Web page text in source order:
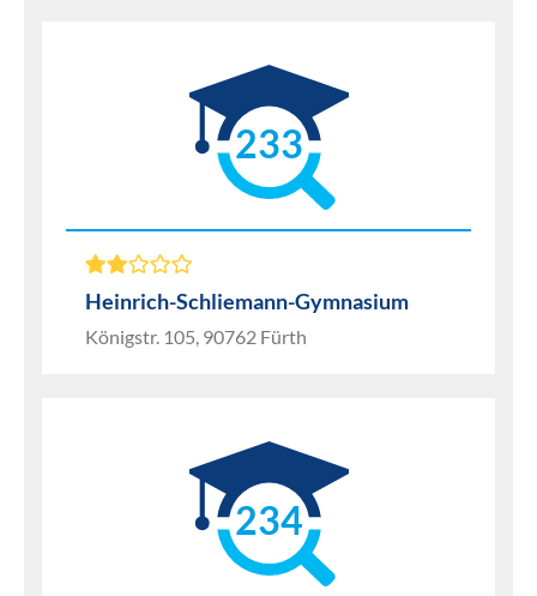
233
Heinrich-Schliemann-Gymnasium
Königstr. 105, 90762 Fürth
234